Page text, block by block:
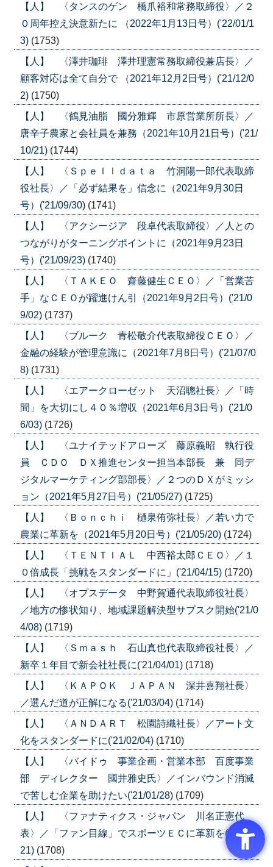
【人】 〈タンスのゲン 橋爪裕和常務取締役〉／２
０周年控え決意新たに （2022年1月13日号）('22/01/1
3) (1753)
【人】 〈澤井珈琲 澤井理憲常務取締役兼店長〉／
顧客対応は全て自分で （2021年12月2日号）('21/12/0
2) (1750)
【人】 〈鶴見油脂 國分雅輝 市原営業所所長〉／
唐辛子農家と会社員を兼務（2021年10月21日号）('21/
10/21) (1744)
【人】 〈Ｓｐｅｌｌｄａｔａ 竹洞陽一郎代表取締
役社長〉／「必ず結果を」信念に（2021年9月30日
号）('21/09/30) (1741)
【人】 〈アクシージア 段卓代表取締役〉／人との
つながりがターニングポイントに（2021年9月23日
号）('21/09/23) (1740)
【人】 〈ＴＡＫＥＯ 齋藤健生ＣＥＯ〉／「営業苦
手」なＣＥＯが躍進けん引（2021年9月2日号）('21/0
9/02) (1737)
【人】 〈ブルーク 青松敬介代表取締役ＣＥＯ〉／
金融の経験が管理意識に（2021年7月8日号）('21/07/0
8) (1731)
【人】 〈エアークローゼット 天沼聰社長〉／「時
間」を大切にし４０％増収（2021年6月3日号）('21/0
6/03) (1726)
【人】 〈ユナイテッドアローズ 藤原義昭 執行役
員 ＣＤＯ ＤＸ推進センター担当本部長 兼 同デ
ジタルマーケティング部部長〉／２つのＤＸがミッシ
ョン（2021年5月27日号）('21/05/27) (1725)
【人】 〈Ｂｏｎｃｈｉ 樋泉侑弥社長〉／若い力で
農業に革新を（2021年5月20日号）('21/05/20) (1724)
【人】 〈ＴＥＮＴＩＡＬ 中西裕太郎ＣＥＯ〉／１
０倍成長「挑戦をスタンダードに」('21/04/15) (1720)
【人】 〈オプスデータ 中野賀通代表取締役社長〉
／地方の惨状知り、地域課題解決型サブスク開始('21/0
4/08) (1719)
【人】 〈Ｓｍａｓｈ 石山真也代表取締役社長〉／
新卒１年目で新会社社長に('21/04/01) (1718)
【人】 〈ＫＡＰＯＫ ＪＡＰＡＮ 深井喜翔社長〉
／選んだ道が正解になる('21/03/04) (1714)
【人】 〈ＡＮＤＡＲＴ 松園詩織社長〉／アート文
化をスタンダードに('21/02/04) (1710)
【人】 〈バイドゥ 事業企画・営業本部 百度事業
部 ディレクター 國井雅史氏〉／インバウンド消滅
で苦しむ企業を助けたい('21/01/28) (1709)
【人】 〈ファナティクス・ジャパン 川名正憲代
表〉／「ファン目線」でスポーツＥＣに革新を('21/01/
21) (1708)